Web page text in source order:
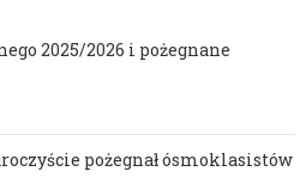
2025/2026 i pożegnane
pożegnał ósmoklasistów